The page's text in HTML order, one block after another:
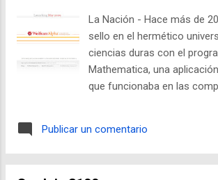
La Nación - Hace más de
sello en el hermético
ciencias duras con el
Mathematica, una
que funcionaba en las
computación, la
negocios. Se trata de
Publicar un comentario